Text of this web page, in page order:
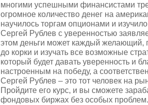
многими успешными финансистами
огромное количество денег на
научилось торгам опционами и изучило
Сергей Рублев с уверенностью
этом деньги может каждый желающий,
до корки и изучать все возможные
который будет давать уверенность и
настроенным на победу, а
Сергей Рублев – это тот человек на
Пройдите его курс, и вы сможете
фондовых биржах без особых проблем.